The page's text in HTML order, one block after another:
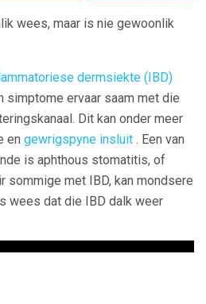
wees, maar is nie gewoonlik
dermsiekte (IBD)
simptome ervaar saam met die
Dit kan onder meer
en gewrigspyne insluit . Een van
is aphthous stomatitis, of
sommige met IBD, kan mondsere
wees dat die IBD dalk weer